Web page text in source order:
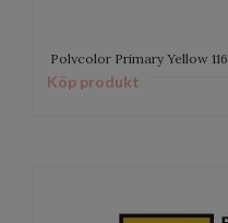
Polycolor Primary Yellow 116
Köp produkt